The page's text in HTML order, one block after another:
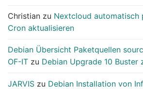
Christian zu Nextcloud automatisch
Cron aktualisieren
Debian Übersicht Paketquellen
OF-IT zu Debian Upgrade 10 Buster
JARVIS zu Debian Installation von